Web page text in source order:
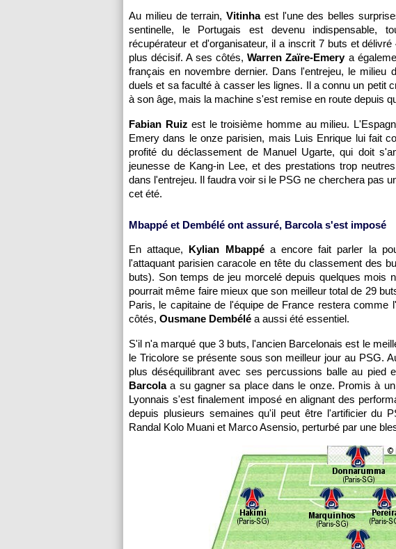
Au milieu de terrain, Vitinha est l'une des belles
sentinelle, le Portugais est devenu indispensable,
récupérateur et d'organisateur, il a inscrit 7 buts et
plus décisif. A ses côtés,Warren Zaïre-Emerya
français en novembre dernier. Dans l'entrejeu, le milieu
duels et sa faculté à casser les lignes. Il a connu un petit
à son âge, mais la machine s'est remise en route depuis
Fabian Ruiz est le troisième homme au milieu.
Emery dans le onze parisien, mais Luis Enrique lui fait
profité du déclassement de Manuel Ugarte, qui doit
jeunesse de Kang-in Lee, et des prestations trop
dans l'entrejeu. Il faudra voir si le PSG ne cherchera pas
cet été.
Mbappé et Dembélé ont assuré, Barcola s'est imposé
En attaque, Kylian Mbappé a encore fait parler la
l'attaquant parisien caracole en tête du classement des
buts). Son temps de jeu morcelé depuis quelques mois
pourrait même faire mieux que son meilleur total de 29
Paris, le capitaine de l'équipe de France restera
côtés, Ousmane Dembélé a aussi été essentiel.
S'il n'a marqué que 3 buts, l'ancien Barcelonais est le
le Tricolore se présente sous son meilleur jour au PSG.
plus déséquilibrant avec ses percussions balle au pied
Barcolaa su gagner sa place dans le onze. Promis à
Lyonnais s'est finalement imposé en alignant des
depuis plusieurs semaines qu'il peut être l'artificier du
Randal Kolo Muani et Marco Asensio, perturbé par une